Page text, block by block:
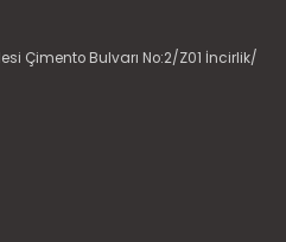
Çimento Bulvarı No:2/Z01 İncirlik/